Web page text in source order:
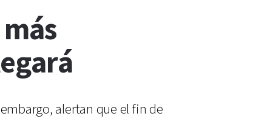
alertan que el fin de